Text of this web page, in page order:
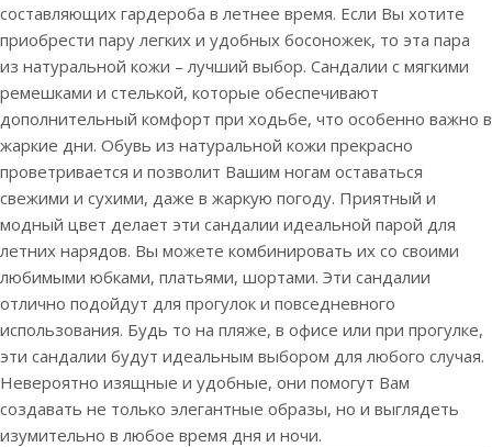
составляющих гардероба в летнее время. Если Вы хотите
приобрести пару легких и удобных босоножек, то эта пара
из натуральной кожи – лучший выбор. Сандалии с мягкими
ремешками и стелькой, которые обеспечивают
дополнительный комфорт при ходьбе, что особенно важно в
жаркие дни. Обувь из натуральной кожи прекрасно
проветривается и позволит Вашим ногам оставаться
свежими и сухими, даже в жаркую погоду. Приятный и
модный цвет делает эти сандалии идеальной парой для
летних нарядов. Вы можете комбинировать их со своими
любимыми юбками, платьями, шортами. Эти сандалии
отлично подойдут для прогулок и повседневного
использования. Будь то на пляже, в офисе или при прогулке,
эти сандалии будут идеальным выбором для любого случая.
Невероятно изящные и удобные, они помогут Вам
создавать не только элегантные образы, но и выглядеть
изумительно в любое время дня и ночи.